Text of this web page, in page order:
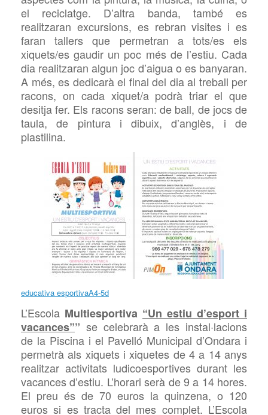
el reciclatge. D’altra banda, també es
realitzaran excursions, es rebran visites i es
faran tallers que permetran a tots/es els
xiquets/es gaudir un poc més de l’estiu. Cada
dia realitzaran algun joc d’aigua o es banyaran.
A més, es dedicarà el final del dia al treball per
racons, on cada xiquet/a podrà triar el que
desitja fer. Els racons seran: de ball, de jocs de
taula, de pintura i dibuix, d’anglès, i de
plastilina.
educativa esportivaA4-5d
L’Escola Multiesportiva “Un estiu d’esport i
vacances”” se celebrarà a les instal·lacions
de la Piscina i el Pavelló Municipal d’Ondara i
permetrà als xiquets i xiquetes de 4 a 14 anys
realitzar activitats ludicoesportives durant les
vacances d’estiu. L’horari serà de 9 a 14 hores.
El preu és de 70 euros la quinzena, o 120
euros si es tracta del mes complet. L’Escola